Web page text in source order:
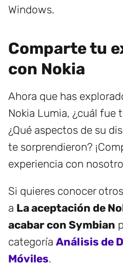
Windows.
Comparte tu
con Nokia
Ahora que has
Nokia Lumia, ¿cuál fue
¿Qué aspectos de su
te sorprendieron?
experiencia con
Si quieres conocer
a La aceptación de
acabar con Symbian
categoría Análisis de
Móviles.